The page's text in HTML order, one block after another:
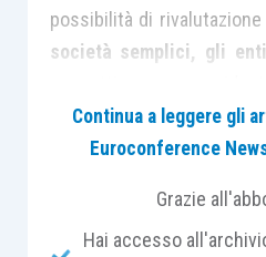
possibilità di rivalutazione
società semplici, gli
organizzazione in Italia
in tutto o in parte le
. In particolare,
ciascun anno:
Continua a leggere gli
Euroconference
Grazie
Hai accesso